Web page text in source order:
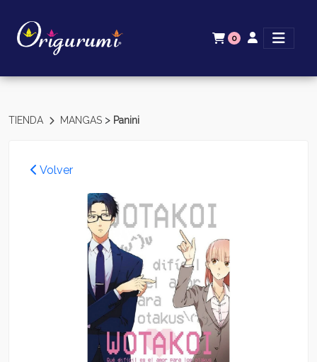
0
TIENDA MANGAS > Panini
Volver